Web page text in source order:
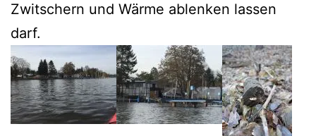
Zwitschern und Wärme ablenken lassen
darf.